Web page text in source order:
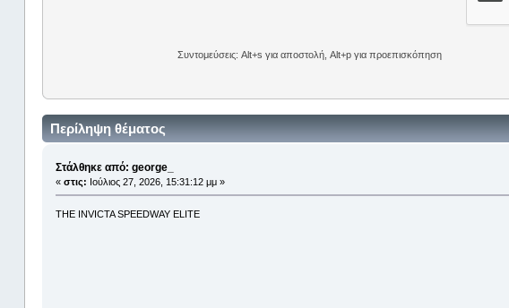
Συντομεύσεις: Alt+s για αποστολή, Alt+p για προεπισκόπηση
Περίληψη θέματος
Στάλθηκε από: george_
« στις: Ιούλιος 27, 2026, 15:31:12 μμ »
THE INVICTA SPEEDWAY ELITE